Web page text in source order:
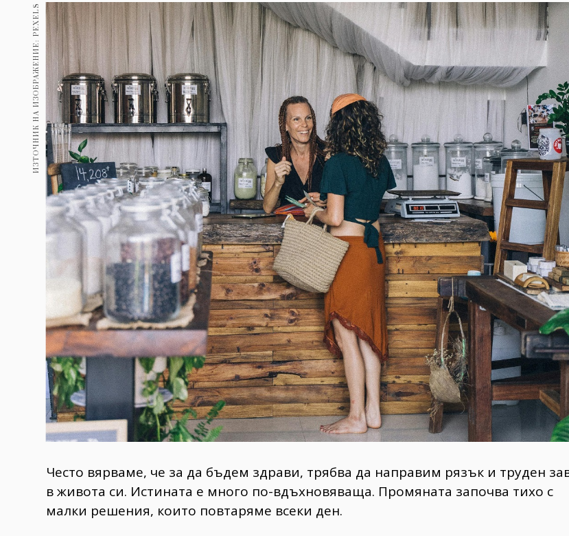
Пътувай
237
Здраве 389
Gentlemen
382
Wellness 1817
ПОСЛЕДВАЙТЕ
НИ
ИЗТОЧНИК НА ИЗОБРАЖЕНИЕ: PEXELS
Често вярваме, че за да бъдем здрави, трябва да направим рязък и труден
в живота си. Истината е много по-вдъхновяваща. Промяната започва тихо с
малки решения, които повтаряме всеки ден.